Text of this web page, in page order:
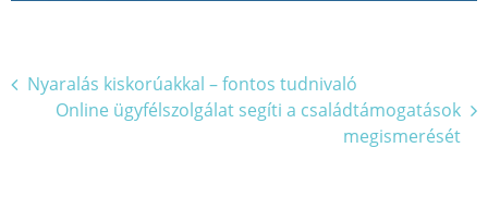
Bejegyzés
navigáció
Nyaralás kiskorúakkal – fontos tudnivaló
Online ügyfélszolgálat segíti a családtámogatások
megismerését